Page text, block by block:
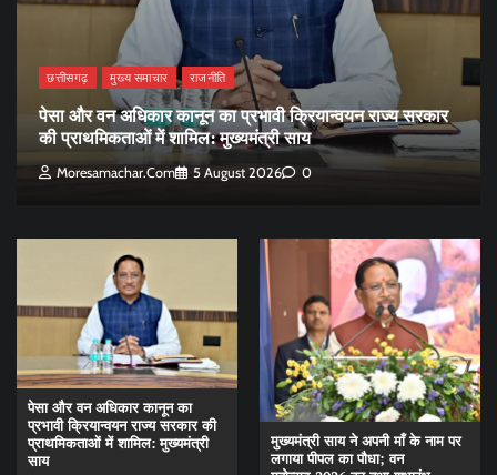
छत्तीसगढ़ मुख्य समाचार राजनीति
पेसा और वन अधिकार कानून का प्रभावी क्रियान्वयन राज्य सरकार
की प्राथमिकताओं में शामिल: मुख्यमंत्री साय
Moresamachar.com 5 August 2026 0
पेसा और वन अधिकार कानून का
प्रभावी क्रियान्वयन राज्य सरकार की
प्राथमिकताओं में शामिल: मुख्यमंत्री
साय
मुख्यमंत्री साय ने अपनी माँ के नाम पर
लगाया पीपल का पौधा; वन